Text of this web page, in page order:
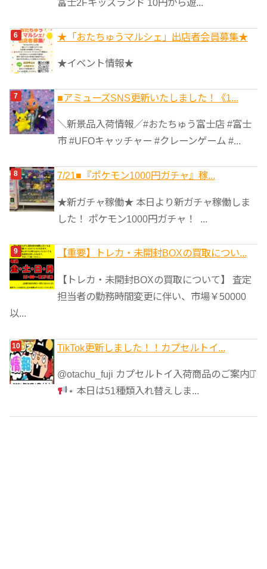
富士2Fキッズランド 10円から遊...
★「おたちゅうマルシェ」出店者会員募集★
★イベント情報★
■アミューズSNS更新いたしました！《1...
＼新景品入荷情報／#おたちゅう富士店 #富士
市 #UFOキャッチャー #クレーンゲーム #...
7/21■『ポケモン1000円ガチャ』稼...
★新ガチャ稼働★ 本日より新ガチャ稼働しま
した！ ポケモン1000円ガチャ！ ...
【重要】トレカ・未開封BOXの買取につい...
【トレカ・未開封BOXの買取について】 査定
担当者の勤務時間変更に伴い、市場￥50000
以...
TikTok更新しました！！カプセルトイ...
@otachu_fuji カプセルトイ入荷商品のご案内⋆͛
⋆ 本日は51種類入れ替えしま...